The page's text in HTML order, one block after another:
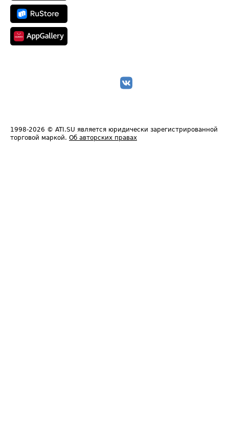
1998-2026 © ATI.SU является юридически зарегистрированной
торговой маркой. Об авторских правах